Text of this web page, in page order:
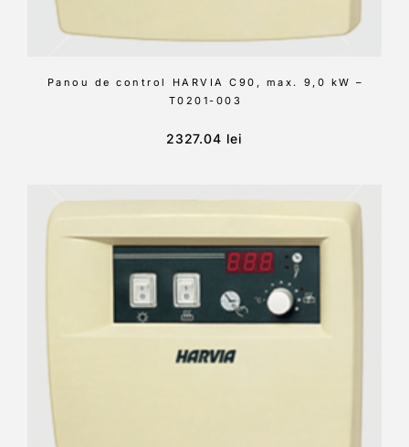
Panou de control HARVIA C90, max. 9,0 kW –
T0201-003
2327.04 lei